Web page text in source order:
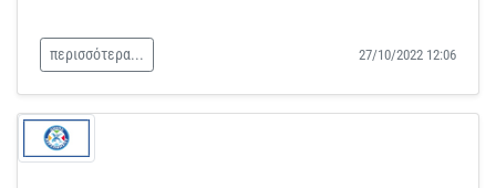
περισσότερα... 27/10/2022 12:06